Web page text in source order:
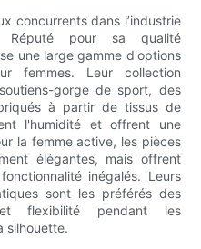
concurrents dans l’industrie
pour sa qualité
une large gamme d'options
femmes. Leur collection
gorge de sport, des
à partir de tissus de
l'humidité et offrent une
la femme active, les pièces
élégantes, mais offrent
inégalés. Leurs
sont les préférés des
flexibilité pendant les
silhouette.